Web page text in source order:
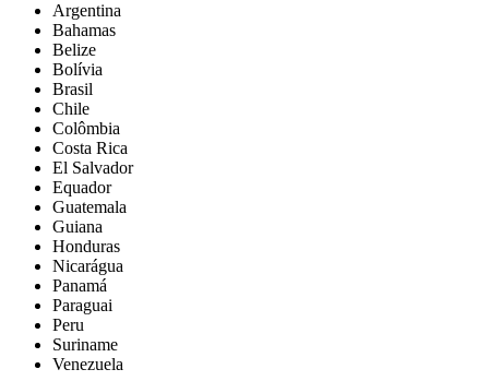
Argentina
Bahamas
Belize
Bolívia
Brasil
Chile
Colômbia
Costa Rica
El Salvador
Equador
Guatemala
Guiana
Honduras
Nicarágua
Panamá
Paraguai
Peru
Suriname
Venezuela